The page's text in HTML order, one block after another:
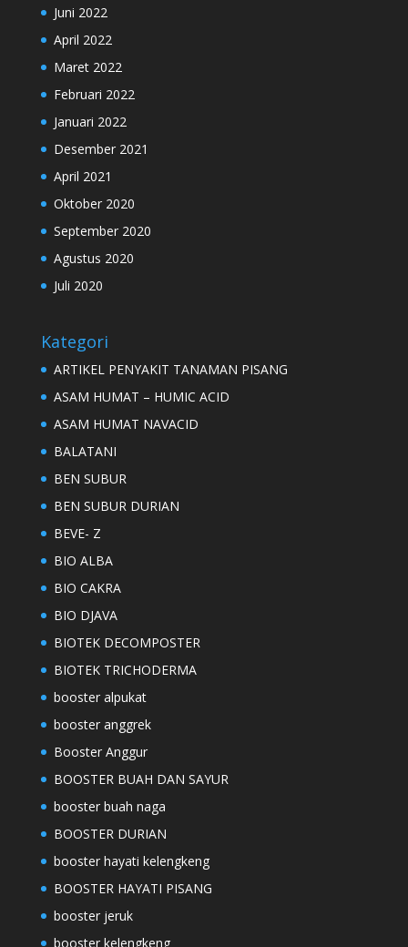
Juni 2022
April 2022
Maret 2022
Februari 2022
Januari 2022
Desember 2021
April 2021
Oktober 2020
September 2020
Agustus 2020
Juli 2020
Kategori
ARTIKEL PENYAKIT TANAMAN PISANG
ASAM HUMAT – HUMIC ACID
ASAM HUMAT NAVACID
BALATANI
BEN SUBUR
BEN SUBUR DURIAN
BEVE- Z
BIO ALBA
BIO CAKRA
BIO DJAVA
BIOTEK DECOMPOSTER
BIOTEK TRICHODERMA
booster alpukat
booster anggrek
Booster Anggur
BOOSTER BUAH DAN SAYUR
booster buah naga
BOOSTER DURIAN
booster hayati kelengkeng
BOOSTER HAYATI PISANG
booster jeruk
booster kelengkeng